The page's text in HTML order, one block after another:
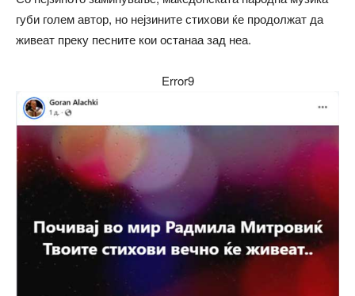
губи голем автор, но нејзините стихови ќе продолжат да
живеат преку песните кои останаа зад неа.
Error9